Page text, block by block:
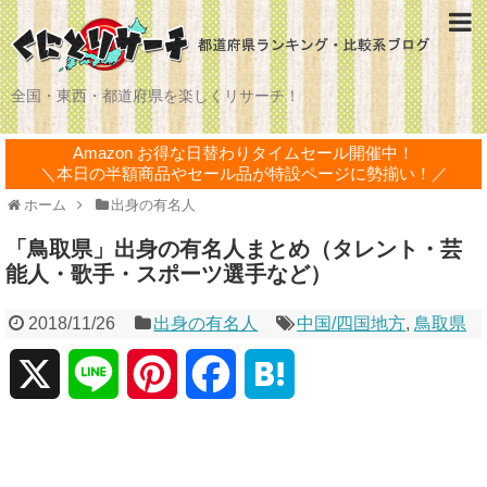
全国・東西・都道府県を楽しくリサーチ！
Amazon お得な日替わりタイムセール開催中！
＼本日の半額商品やセール品が特設ページに勢揃い！／
ホーム 出身の有名人
「鳥取県」出身の有名人まとめ（タレント・芸
能人・歌手・スポーツ選手など）
2018/11/26 出身の有名人 中国/四国地方, 鳥取県